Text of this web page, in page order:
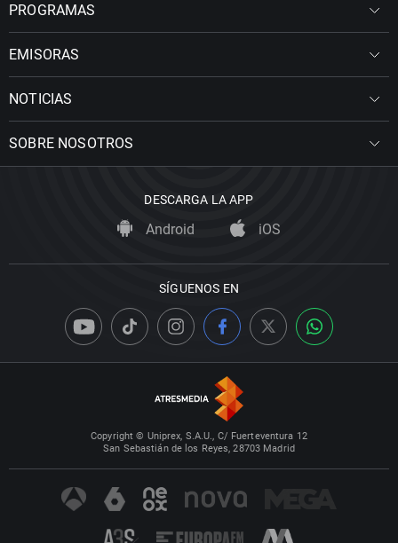
PROGRAMAS
EMISORAS
NOTICIAS
SOBRE NOSOTROS
DESCARGA LA APP
Android iOS
SÍGUENOS EN
Copyright © Uniprex, S.A.U., C/ Fuerteventura 12
San Sebastián de los Reyes, 28703 Madrid